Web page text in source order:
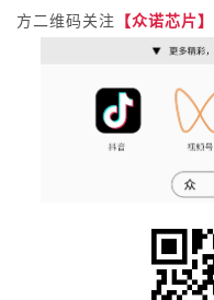
方二维码关注
【众诺芯片】